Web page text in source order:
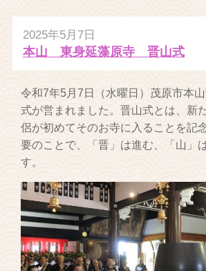
2025年5月7日
本山 東身延藻原寺 晋山式
令和7年5月7日（水曜日）茂原市本
式が営まれました。晋山式とは、新
侶が初めてそのお寺に入ることを記
要のことで、「晋」は進む、「山」
す。